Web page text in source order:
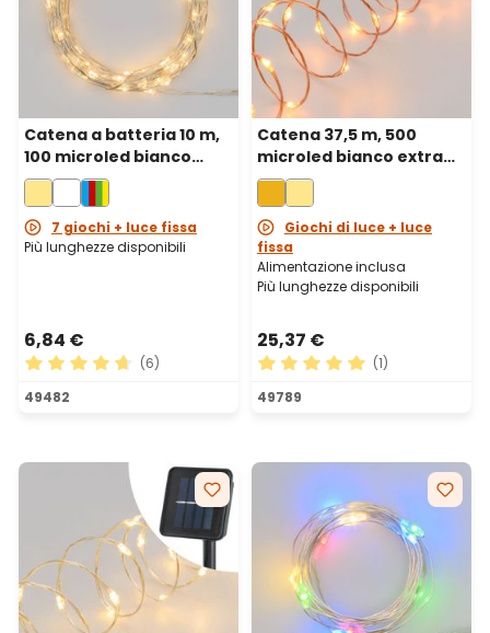
Catena a batteria 10 m,
100 microled bianco
caldo, cavo metal
argento
7 giochi + luce fissa
Più lunghezze disponibili
6,84 €
Valutazione media di 4.83 su 5 stelle
(6)
49482
Catena 37,5 m, 500
microled bianco extra
caldo, cavo metal rame
Giochi di luce + luce
fissa
Alimentazione inclusa
Più lunghezze disponibili
25,37 €
Valutazione media di 5 su
(1)
49789